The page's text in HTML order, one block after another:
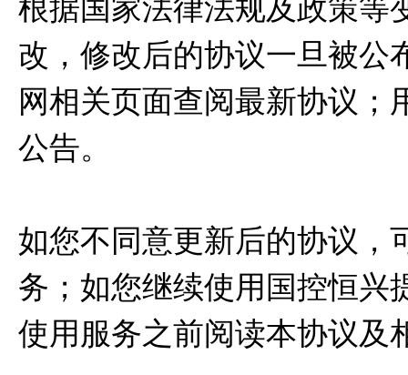
根据国家法律法规及政策等
改，修改后的协议一旦被公
网相关页面查阅最新协议；
公告。
如您不同意更新后的协议，
务；如您继续使用国控恒兴
使用服务之前阅读本协议及